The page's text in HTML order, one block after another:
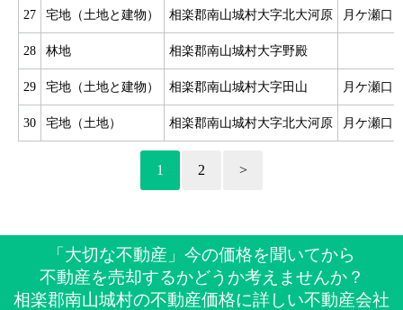
27 宅地（土地と建物） 相楽郡南山城村大字北大河原 月ケ瀬口
28 林地 相楽郡南山城村大字野殿
29 宅地（土地と建物） 相楽郡南山城村大字田山 月ケ瀬口
30 宅地（土地） 相楽郡南山城村大字北大河原 月ケ瀬口
1 2 >
「大切な不動産」今の価格を聞いてから
不動産を売却するかどうか考えませんか？
相楽郡南山城村の不動産価格に詳しい不動産会社